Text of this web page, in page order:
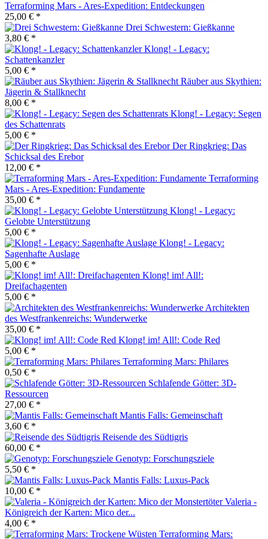
Terraforming Mars - Ares-Expedition: Entdeckungen
25,00 € *
Drei Schwestern: Gießkanne
3,80 € *
Klong! - Legacy:
Schattenkanzler
5,00 € *
Räuber aus Skythien:
Jägerin & Stallknecht
8,00 € *
Klong! - Legacy: Segen
des Schattenrats
5,00 € *
Der Ringkrieg: Das
Schicksal des Erebor
12,00 € *
Terraforming
Mars - Ares-Expedition: Fundamente
35,00 € *
Klong! - Legacy:
Gelobte Unterstützung
5,00 € *
Klong! - Legacy:
Sagenhafte Auslage
5,00 € *
Klong! im! All!:
Dreifachagenten
5,00 € *
Architekten
des Westfrankenreichs: Wunderwerke
35,00 € *
Klong! im! All!: Code Red
5,00 € *
Terraforming Mars: Philares
0,50 € *
Schlafende Götter: 3D-
Ressourcen
27,00 € *
Mantis Falls: Gemeinschaft
3,60 € *
Reisende des Südtigris
60,00 € *
Genotyp: Forschungsziele
5,50 € *
Mantis Falls: Luxus-Pack
10,00 € *
Valeria -
Königreich der Karten: Mico der...
4,00 € *
Terraforming Mars: